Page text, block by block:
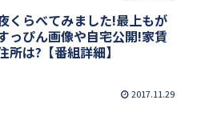
くらべてみました!最上もが
っぴん画像や自宅公開!家賃
所は?【番組詳細】
2017.11.29